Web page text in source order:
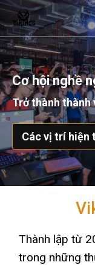
Cơ hội nghề
Trở thành
Các vị trí hiện
Thành lập từ
trong những